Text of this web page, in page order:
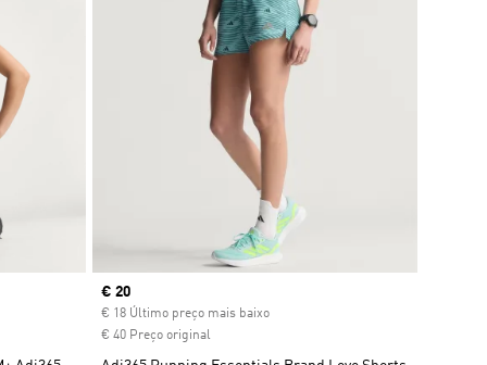
Current price
€ 20
€ 18 Último preço mais baixo
€ 40 Preço original